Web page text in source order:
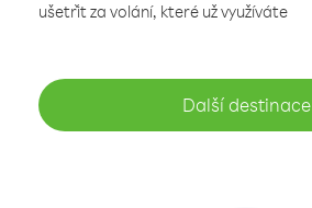
ušetřit za volání, které už využíváte
Další destinace